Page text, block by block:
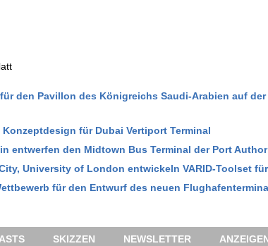
den Pavillon des Königreichs Saudi-Arabien auf der
für Dubai Vertiport Terminal
entwerfen den Midtown Bus Terminal der Port
University of London entwickeln VARID-Toolset
für den Entwurf des neuen
SKIZZEN NEWSLETTER